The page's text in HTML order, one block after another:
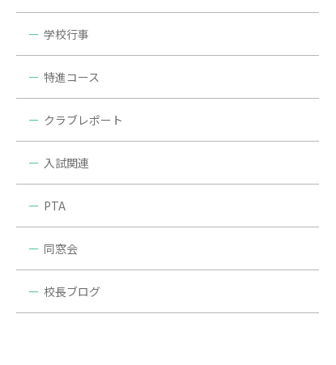
学校行事
特進コース
クラブレポート
入試関連
PTA
同窓会
校長ブログ